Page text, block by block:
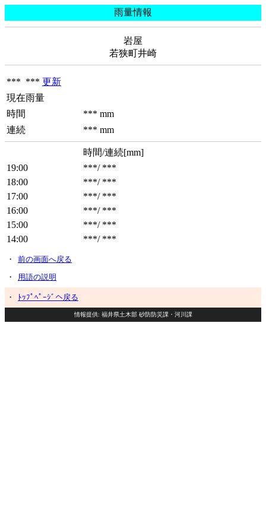
雨量情報
岩屋
若狭町井崎
*** *** 更新
現在雨量
時間
*** mm
連続
*** mm
時間/連続[mm]
19:00
***/ ***
18:00
***/ ***
17:00
***/ ***
16:00
***/ ***
15:00
***/ ***
14:00
***/ ***
・
前の画面へ戻る
・
用語の説明
・ ﾄｯﾌﾟﾍﾟｰｼﾞへ戻る
情報提供: 福井県土木部 砂防防災課・河川課